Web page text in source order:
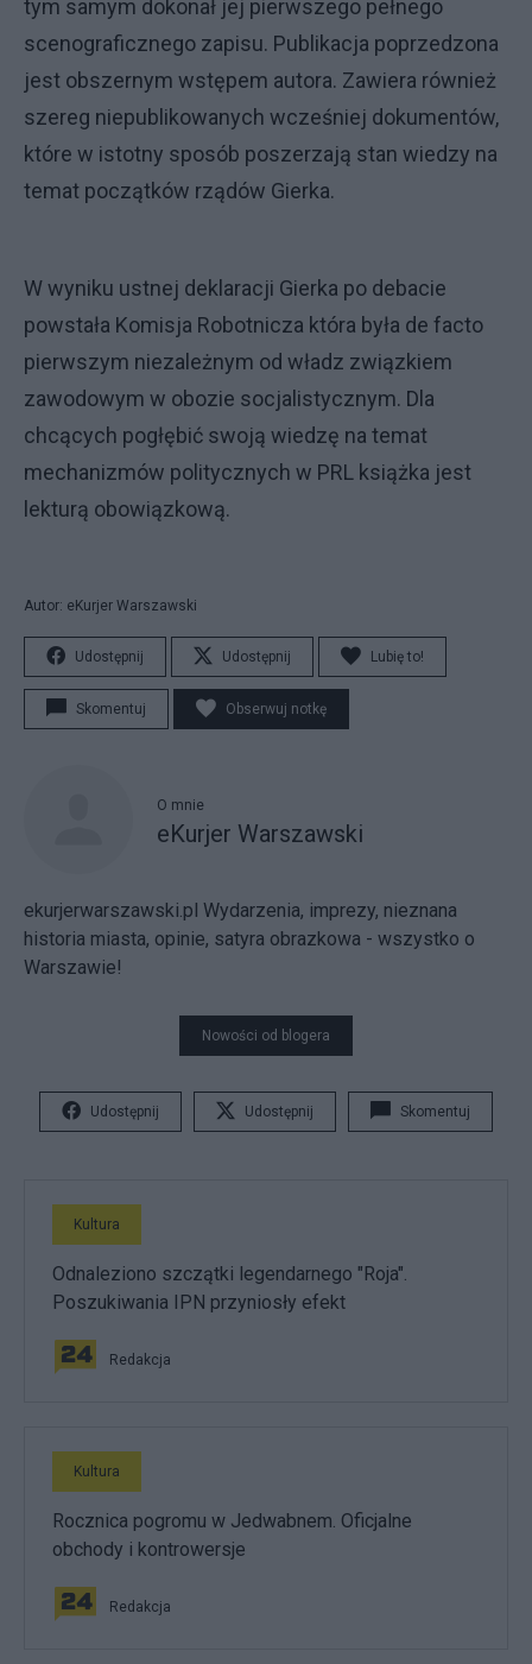
tym samym dokonał jej pierwszego pełnego
scenograficznego zapisu. Publikacja poprzedzona
jest obszernym wstępem autora. Zawiera również
szereg niepublikowanych wcześniej dokumentów,
które w istotny sposób poszerzają stan wiedzy na
temat początków rządów Gierka.
W wyniku ustnej deklaracji Gierka po debacie
powstała Komisja Robotnicza która była de facto
pierwszym niezależnym od władz związkiem
zawodowym w obozie socjalistycznym. Dla
chcących pogłębić swoją wiedzę na temat
mechanizmów politycznych w PRL książka jest
lekturą obowiązkową.
Autor: eKurjer Warszawski
Udostępnij Udostępnij Lubię to!
Skomentuj Obserwuj notkę
O mnie
eKurjer Warszawski
ekurjerwarszawski.pl Wydarzenia, imprezy, nieznana
historia miasta, opinie, satyra obrazkowa - wszystko o
Warszawie!
Nowości od blogera
Udostępnij Udostępnij Skomentuj
Kultura
Odnaleziono szczątki legendarnego "Roja".
Poszukiwania IPN przyniosły efekt
Redakcja
Kultura
Rocznica pogromu w Jedwabnem. Oficjalne
obchody i kontrowersje
Redakcja